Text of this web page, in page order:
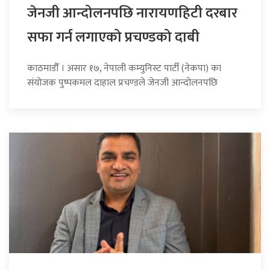
जेनजी आन्दोलनपछि नारायणहिटी दरबार
सफा गर्न लगाएको प्रचण्डको दाबी
काठमाडौँ । असार १७, नेपाली कम्युनिस्ट पार्टी (नेकपा) का
संयोजक पुष्पकमल दाहाल प्रचण्डले जेनजी आन्दोलनपछि